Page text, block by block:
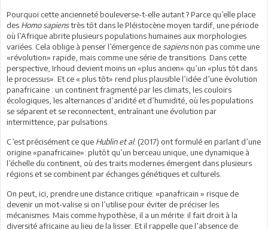
Pourquoi cette ancienneté bouleverse-t-elle autant ? Parce qu’elle place
des Homo sapienstrès tôt dans le Pléistocène moyen tardif, une période
où l’Afrique abrite plusieurs populations humaines aux morphologies
variées. Cela oblige à penser l’émergence de sapiensnon pas comme une
«révolution» rapide, mais comme une série de transitions. Dans cette
perspective, Irhoud devient moins un «plus ancien» qu’un «plus tôt dans
le processus». Et ce « plus tôt» rend plus plausible l’idée d’une évolution
panafricaine : un continent fragmenté par les climats, les couloirs
écologiques, les alternances d’aridité et d’humidité, où les populations
se séparent et se reconnectent, entraînant une évolution par
intermittence, par pulsations.
C’est précisément ce que Hublin et al. (2017) ont formulé en parlant d’une
origine «panafricaine»: plutôt qu’un berceau unique, une dynamique à
l’échelle du continent, où des traits modernes émergent dans plusieurs
régions et se combinent par échanges génétiques et culturels.
On peut, ici, prendre une distance critique: «panafricain » risque de
devenir un mot-valise si on l’utilise pour éviter de préciser les
mécanismes. Mais comme hypothèse, il a un mérite: il fait droit à la
diversité africaine au lieu de la lisser. Et il rappelle que l’absence de